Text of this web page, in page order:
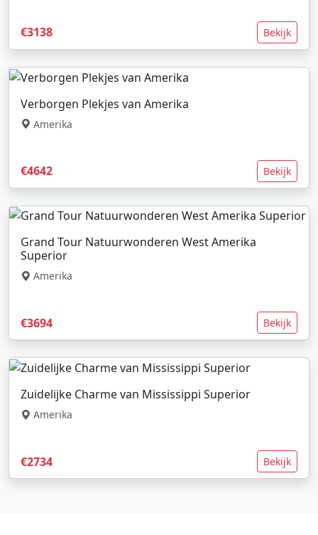
€3138 Bekijk
Verborgen Plekjes van Amerika
Amerika
€4642 Bekijk
Grand Tour Natuurwonderen West Amerika
Superior
Amerika
€3694 Bekijk
Zuidelijke Charme van Mississippi Superior
Amerika
€2734 Bekijk